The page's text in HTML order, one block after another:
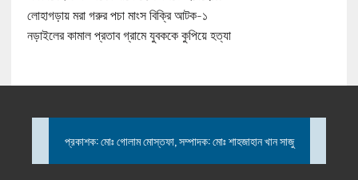
লোহাগড়ায় মরা গরুর পচা মাংস বিক্রি আটক-১
নড়াইলের কামাল প্রতাব গ্রামে যুবককে কুপিয়ে হত্যা
প্রকাশক: মোঃ গোলাম মোস্তফা, সম্পাদক: মোঃ শাহজাহান খান সাজু